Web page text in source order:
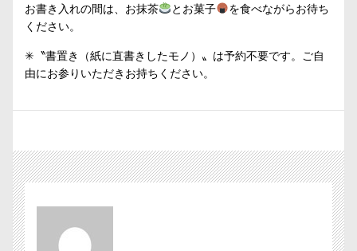
お書き入れの間は、お抹茶 とお菓子
を食べながらお待ち
ください。
✳︎〝書置き（紙に直書きしたモノ）〟は予約不要です。ご自
由にお参りいただきお持ちください。